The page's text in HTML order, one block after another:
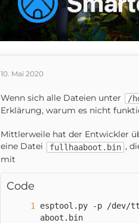
10. Mai 2020
Wenn sich alle Dateien unter /
Erklärung, warum es nicht
Mittlerweile hat der Entwickler
eine Datei
fullhaaboot.bin ,
mit
Code
esptool.py -p /dev/
aboot.bin